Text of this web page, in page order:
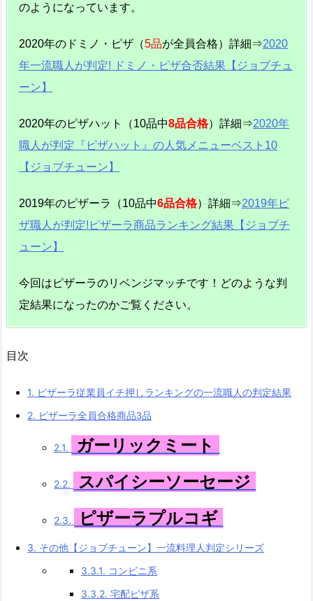
のようになっています。
2020年のドミノ・ピザ（5品が全員合格）詳細⇒2020
年一流職人が判定! ドミノ・ピザ合否結果【ジョブチュ
ーン】
2020年のピザハット（10品中8品合格）詳細⇒2020年
職人が判定『ピザハット』の人気メニューベスト10
【ジョブチューン】
2019年のピザーラ（10品中6品合格）詳細⇒2019年ピ
ザ職人が判定!ピザーラ商品ランキング結果【ジョブチ
ューン】
今回はピザーラのリベンジマッチです！どのような判
定結果になったのかご覧ください。
目次
1. ピザーラ従業員イチ押しランキングの一流職人の判定結果
2. ピザーラ全員合格商品3品
2.1. ガーリックミート
2.2. スパイシーソーセージ
2.3. ピザーラプルコギ
3. その他【ジョブチューン】一流料理人判定シリーズ
3.3.1. コンビニ系
3.3.2. 宅配ピザ系